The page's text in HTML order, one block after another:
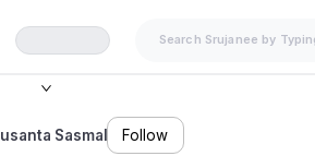
Sasmal Follow